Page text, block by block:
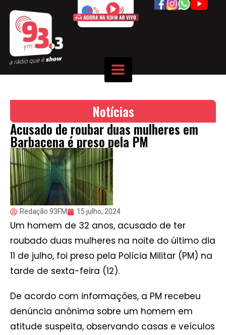
50%
Notícias
Acusado de roubar duas mulheres em
Barbacena é preso pela PM
Redação 93FM 15 julho, 2024
Um homem de 32 anos, acusado de ter
roubado duas mulheres na noite do último dia
11 de julho, foi preso pela Polícia Militar (PM) na
tarde de sexta-feira (12).
De acordo com informações, a PM recebeu
denúncia anônima sobre um homem em
atitude suspeita, observando casas e veículos